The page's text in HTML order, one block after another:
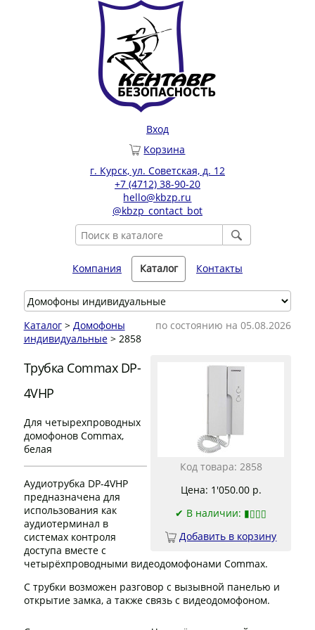
Вход
Корзина
г. Курск, ул. Советская, д. 12
+7 (4712) 38-90-20
hello@kbzp.ru
@kbzp_contact_bot
Компания Каталог Контакты
по состоянию на 05.08.2026
Каталог> Домофоны
индивидуальные> 2858
Код товара: 2858
Цена: 1'050.00 р.
✔ В наличии: ▮▯▯▯
Добавить в корзину
Трубка Commax DP-
4VHP
Для четырехпроводных
домофонов Commax,
белая
Аудиотрубка DP-4VHP
предназначена для
использования как
аудиотерминал в
системах контроля
доступа вместе с
четырёхпроводными видеодомофонами Commax.
С трубки возможен разговор с вызывной панелью и
открытие замка, а также связь с видеодомофоном.